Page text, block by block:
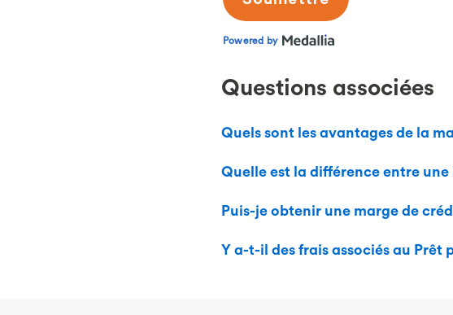
Questions associées
Quels sont les avantages de la
Quelle est la différence entre
Puis-je obtenir une marge de
Y a-t-il des frais associés au Prêt